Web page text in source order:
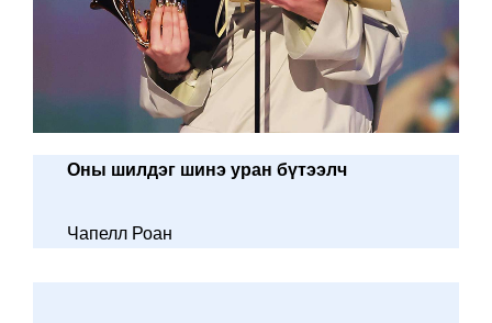
Оны шилдэг шинэ уран бүтээлч
Чапелл Роан